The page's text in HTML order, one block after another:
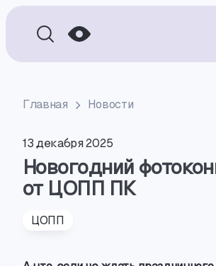
Главная Новости
13 декабря 2025
Новогодний
от ЦОПП ПК
ЦОПП